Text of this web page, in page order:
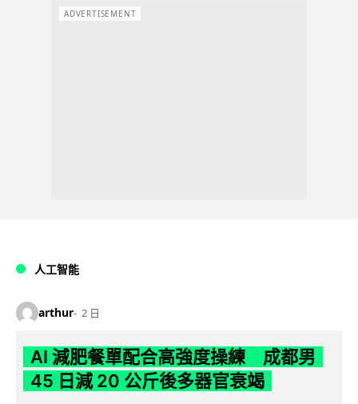
ADVERTISEMENT
人工智能
arthur 2 日
AI 減肥餐單配合高強度操練 成都男
45 日減 20 公斤後多器官衰竭